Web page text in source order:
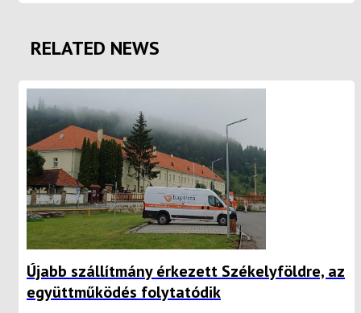
RELATED NEWS
Újabb szállítmány érkezett Székelyföldre, az
együttműködés folytatódik